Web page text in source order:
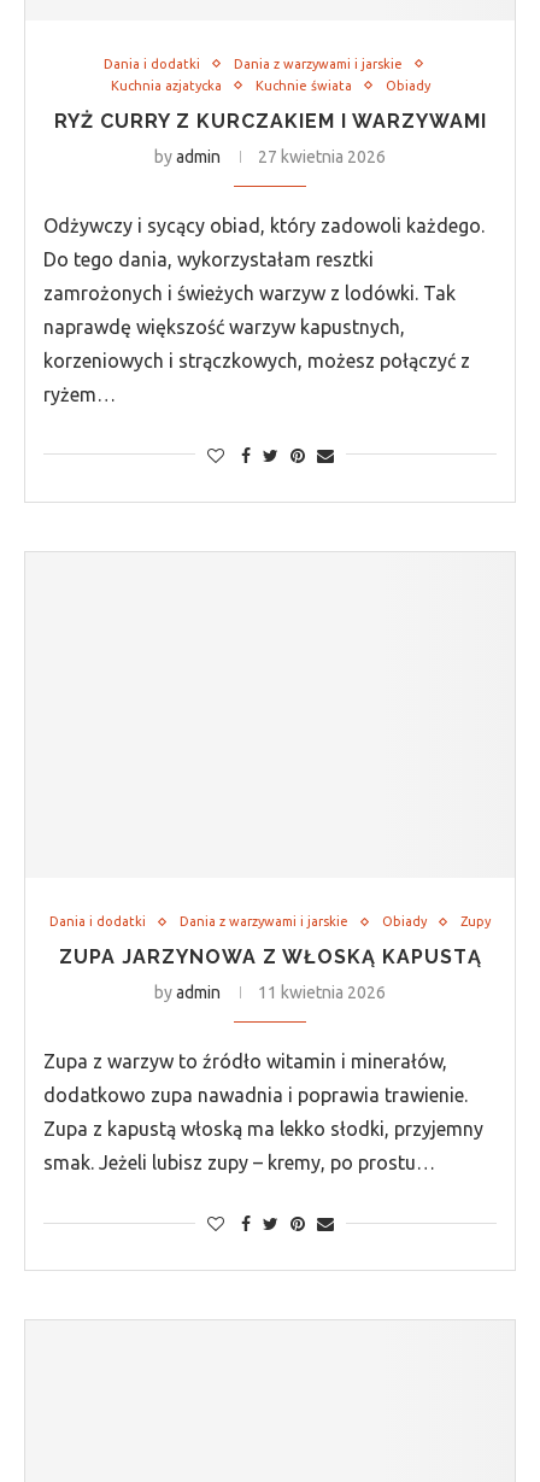
Dania i dodatki
Dania z warzywami i jarskie
Kuchnia azjatycka
Kuchnie świata Obiady
RYŻ CURRY Z KURCZAKIEM I WARZYWAMI
byadmin 27 kwietnia 2026
Odżywczy i sycący obiad, który zadowoli każdego.
Do tego dania, wykorzystałam resztki
zamrożonych i świeżych warzyw z lodówki. Tak
naprawdę większość warzyw kapustnych,
korzeniowych i strączkowych, możesz połączyć z
ryżem…
Dania i dodatki Dania z warzywami i jarskie Obiady Zupy
ZUPA JARZYNOWA Z WŁOSKĄ KAPUSTĄ
byadmin 11 kwietnia 2026
Zupa z warzyw to źródło witamin i minerałów,
dodatkowo zupa nawadnia i poprawia trawienie.
Zupa z kapustą włoską ma lekko słodki, przyjemny
smak. Jeżeli lubisz zupy – kremy, po prostu…